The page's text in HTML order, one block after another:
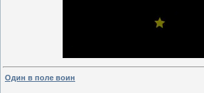
Один в поле воин